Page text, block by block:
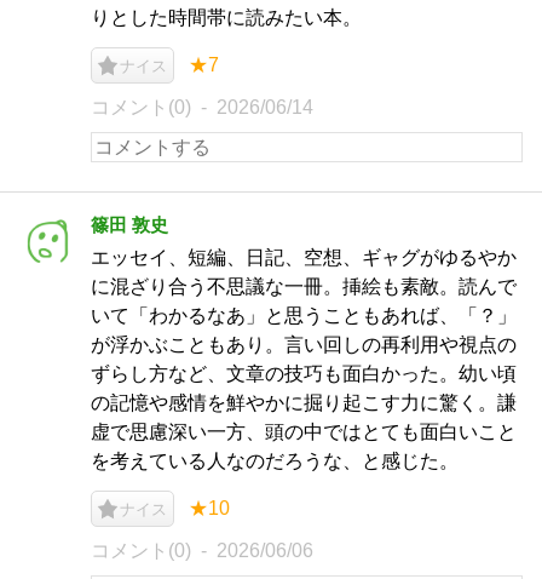
りとした時間帯に読みたい本。
ナイス ★7
コメント(0) 2026/06/14
篠田 敦史
エッセイ、短編、日記、空想、ギャグがゆるやか
に混ざり合う不思議な一冊。挿絵も素敵。読んで
いて「わかるなあ」と思うこともあれば、「？」
が浮かぶこともあり。言い回しの再利用や視点の
ずらし方など、文章の技巧も面白かった。幼い頃
の記憶や感情を鮮やかに掘り起こす力に驚く。謙
虚で思慮深い一方、頭の中ではとても面白いこと
を考えている人なのだろうな、と感じた。
ナイス ★10
コメント(0) 2026/06/06